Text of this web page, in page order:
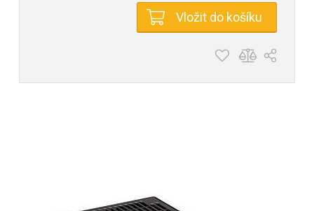
Vložit do košíku